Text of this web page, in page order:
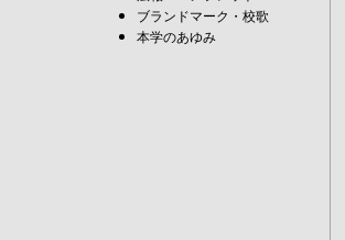
ブランドマーク・校歌
本学のあゆみ